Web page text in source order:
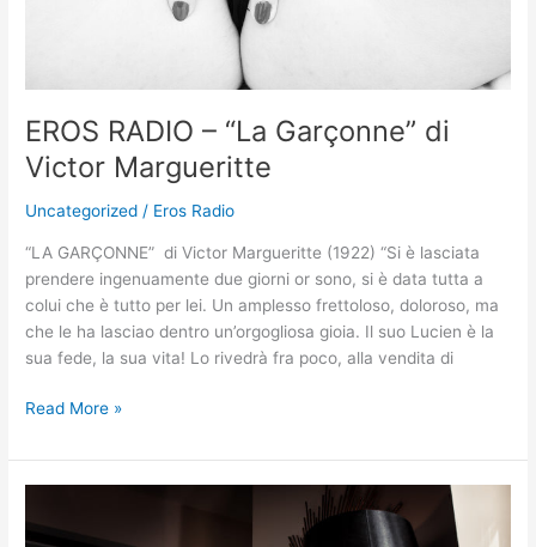
EROS RADIO – “La Garçonne” di
Victor Margueritte
Uncategorized / Eros Radio
“LA GARÇONNE” di Victor Margueritte (1922) “Si è lasciata
prendere ingenuamente due giorni or sono, si è data tutta a
colui che è tutto per lei. Un amplesso frettoloso, doloroso, ma
che le ha lasciao dentro un’orgogliosa gioia. Il suo Lucien è la
sua fede, la sua vita! Lo rivedrà fra poco, alla vendita di
Read More »